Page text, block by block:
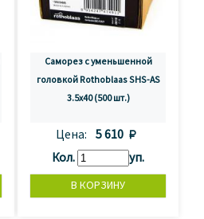
Саморез с уменьшенной
головкой Rothoblaas SHS-AS
3.5x40 (500 шт.)
Цена:
5 610 
Кол.
уп.